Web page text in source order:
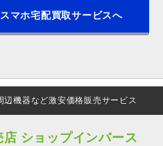
マホ宅配買取サービスへ
辺機器など激安価格販売サービス
ショップインバース